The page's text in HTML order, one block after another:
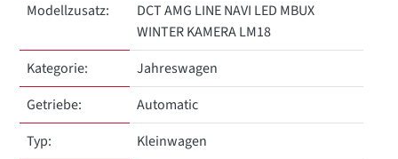
Modellzusatz:
DCT AMG LINE NAVI LED MBUX
WINTER KAMERA LM18
Kategorie:
Jahreswagen
Getriebe:
Automatic
Typ:
Kleinwagen